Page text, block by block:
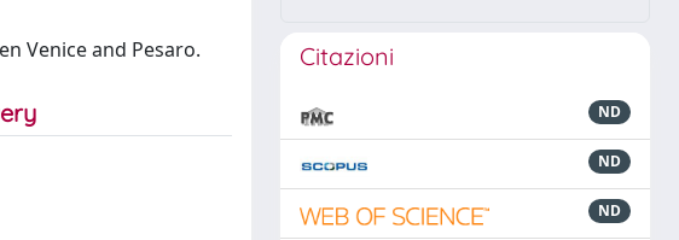
Venice and Pesaro. Citazioni
ND
ND
ND